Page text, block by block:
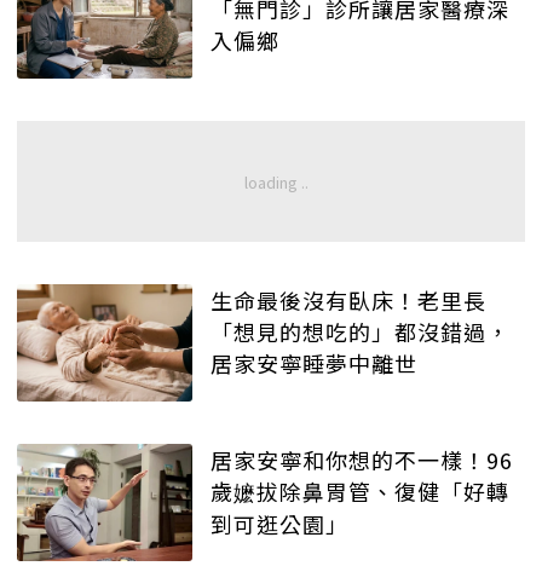
「無門診」診所讓居家醫療深
入偏鄉
生命最後沒有臥床！老里長
「想見的想吃的」都沒錯過，
居家安寧睡夢中離世
居家安寧和你想的不一樣！96
歲嬷拔除鼻胃管、復健「好轉
到可逛公園」